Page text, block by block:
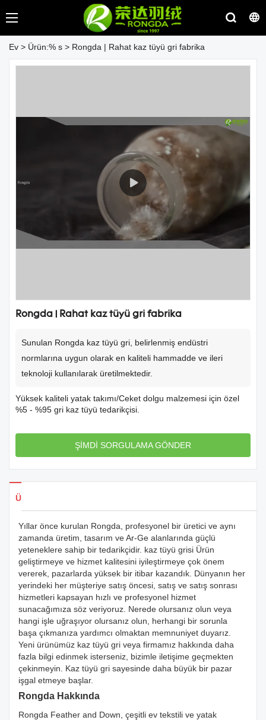
Ev > Ürün:% s > Rongda | Rahat kaz tüyü gri fabrika
Rongda | Rahat kaz tüyü gri fabrika
Sunulan Rongda kaz tüyü gri, belirlenmiş endüstri
normlarına uygun olarak en kaliteli hammadde ve ileri
teknoloji kullanılarak üretilmektedir.
Yüksek kaliteli yatak takımı/Ceket dolgu malzemesi için özel
%5 - %95 gri kaz tüyü tedarikçisi.
ŞİMDİ SORGULAMA GÖNDER
Ürün Detayları
Yıllar önce kurulan Rongda, profesyonel bir üretici ve aynı
zamanda üretim, tasarım ve Ar-Ge alanlarında güçlü
yeteneklere sahip bir tedarikçidir. kaz tüyü grisi Ürün
geliştirmeye ve hizmet kalitesini iyileştirmeye çok önem
vererek, pazarlarda yüksek bir itibar kazandık. Dünyanın her
yerindeki her müşteriye satış öncesi, satış ve satış sonrası
hizmetleri kapsayan hızlı ve profesyonel hizmet
sunacağımıza söz veriyoruz. Nerede olursanız olun veya
hangi işle uğraşıyor olursanız olun, herhangi bir sorunla
başa çıkmanıza yardımcı olmaktan memnuniyet duyarız.
Yeni ürünümüz kaz tüyü gri veya firmamız hakkında daha
fazla bilgi edinmek isterseniz, bizimle iletişime geçmekten
çekinmeyin. Kaz tüyü gri sayesinde daha büyük bir pazar
işgal etmeye başlar.
Rongda Hakkında
Rongda Feather and Down, çeşitli ev tekstili ve yatak